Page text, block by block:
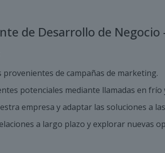
de Desarrollo de Negocio
provenientes de campañas de marketing.
potenciales mediante llamadas en
empresa y adaptar las soluciones a
a largo plazo y explorar nuevas